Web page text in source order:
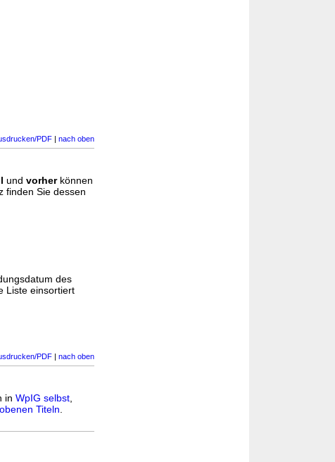
PDF | nach oben
und vorherkönnen
finden Sie dessen
des
Liste einsortiert
PDF | nach oben
in WpIG selbst
Titeln